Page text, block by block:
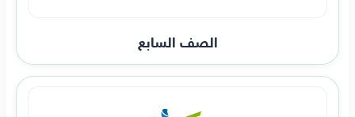
الصف السابع